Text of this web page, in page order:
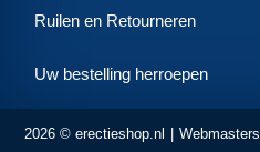
Ruilen en Retourneren
Uw bestelling herroepen
2026 © erectieshop.nl Webmasters